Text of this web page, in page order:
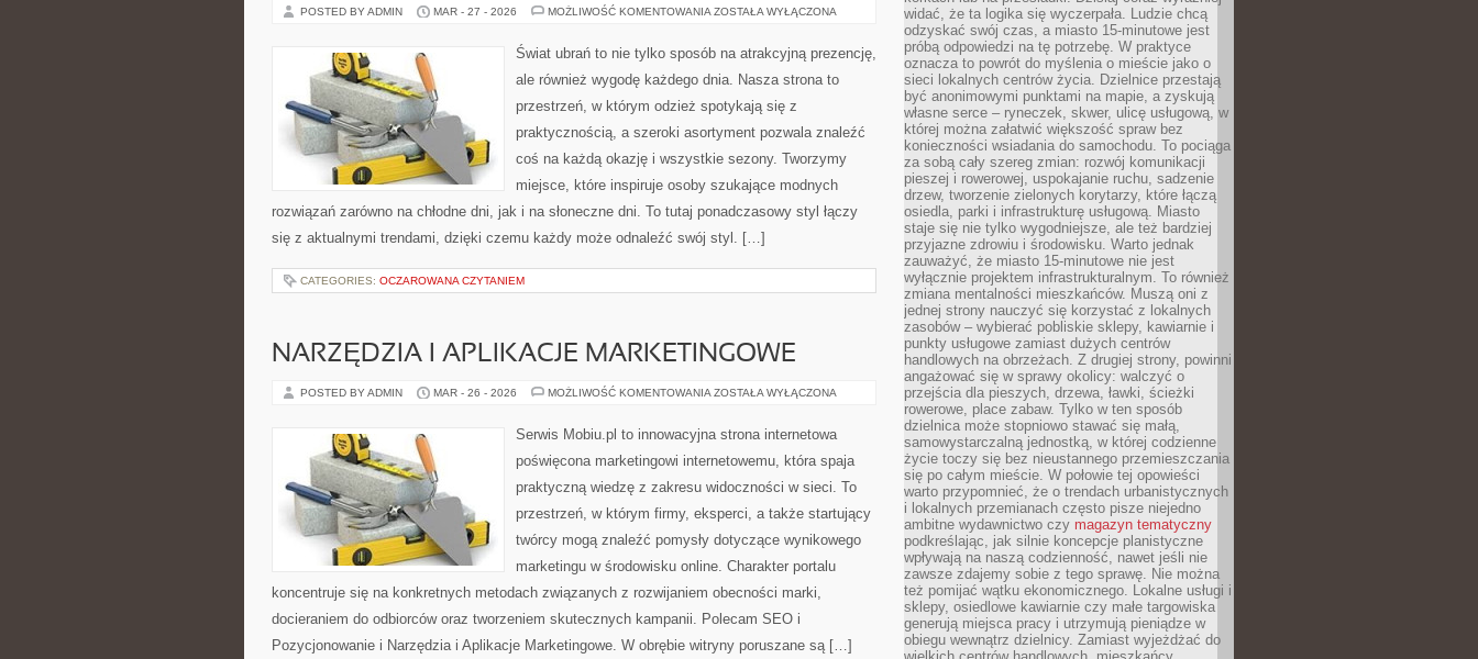
POSTED BY ADMIN MAR - 27 - 2026 MOŻLIWOŚĆ KOMENTOWANIA WIECZOROWE
ZOSTAŁA WYŁĄCZONA
Świat ubrań to nie tylko sposób na atrakcyjną prezencję,
ale również wygodę każdego dnia. Nasza strona to
przestrzeń, w którym odzież spotykają się z
praktycznością, a szeroki asortyment pozwala znaleźć
coś na każdą okazję i wszystkie sezony. Tworzymy
miejsce, które inspiruje osoby szukające modnych
rozwiązań zarówno na chłodne dni, jak i na słoneczne dni. To tutaj ponadczasowy styl łączy
się z aktualnymi trendami, dzięki czemu każdy może odnaleźć swój styl. […]
CATEGORIES: OCZAROWANA CZYTANIEM
NARZĘDZIA I APLIKACJE MARKETINGOWE
POSTED BY ADMIN MAR - 26 - 2026 MOŻLIWOŚĆ KOMENTOWANIA NARZĘDZIA
MARKETINGOWE
ZOSTAŁA WYŁĄCZONA
Serwis Mobiu.pl to innowacyjna strona internetowa
poświęcona marketingowi internetowemu, która spaja
praktyczną wiedzę z zakresu widoczności w sieci. To
przestrzeń, w którym firmy, eksperci, a także startujący
twórcy mogą znaleźć pomysły dotyczące wynikowego
marketingu w środowisku online. Charakter portalu
koncentruje się na konkretnych metodach związanych z rozwijaniem obecności marki,
docieraniem do odbiorców oraz tworzeniem skutecznych kampanii. Polecam SEO i
Pozycjonowanie i Narzędzia i Aplikacje Marketingowe. W obrębie witryny poruszane są […]
widać, że ta logika się wyczerpała. Ludzie chcą
odzyskać swój czas, a miasto 15-minutowe jest
próbą odpowiedzi na tę potrzebę. W praktyce
oznacza to powrót do myślenia o mieście jako o
sieci lokalnych centrów życia. Dzielnice przestają
być anonimowymi punktami na mapie, a zyskują
własne serce – ryneczek, skwer, ulicę usługową, w
której można załatwić większość spraw bez
konieczności wsiadania do samochodu. To pociąga
za sobą cały szereg zmian: rozwój komunikacji
pieszej i rowerowej, uspokajanie ruchu, sadzenie
drzew, tworzenie zielonych korytarzy, które łączą
osiedla, parki i infrastrukturę usługową. Miasto
staje się nie tylko wygodniejsze, ale też bardziej
przyjazne zdrowiu i środowisku. Warto jednak
zauważyć, że miasto 15-minutowe nie jest
wyłącznie projektem infrastrukturalnym. To również
zmiana mentalności mieszkańców. Muszą oni z
jednej strony nauczyć się korzystać z lokalnych
zasobów – wybierać pobliskie sklepy, kawiarnie i
punkty usługowe zamiast dużych centrów
handlowych na obrzeżach. Z drugiej strony, powinni
angażować się w sprawy okolicy: walczyć o
przejścia dla pieszych, drzewa, ławki, ścieżki
rowerowe, place zabaw. Tylko w ten sposób
dzielnica może stopniowo stawać się małą,
samowystarczalną jednostką, w której codzienne
życie toczy się bez nieustannego przemieszczania
się po całym mieście. W połowie tej opowieści
warto przypomnieć, że o trendach urbanistycznych
i lokalnych przemianach często pisze niejedno
ambitne wydawnictwo czy magazyn tematyczny
podkreślając, jak silnie koncepcje planistyczne
wpływają na naszą codzienność, nawet jeśli nie
zawsze zdajemy sobie z tego sprawę. Nie można
też pomijać wątku ekonomicznego. Lokalne usługi i
sklepy, osiedlowe kawiarnie czy małe targowiska
generują miejsca pracy i utrzymują pieniądze w
obiegu wewnątrz dzielnicy. Zamiast wyjeżdżać do